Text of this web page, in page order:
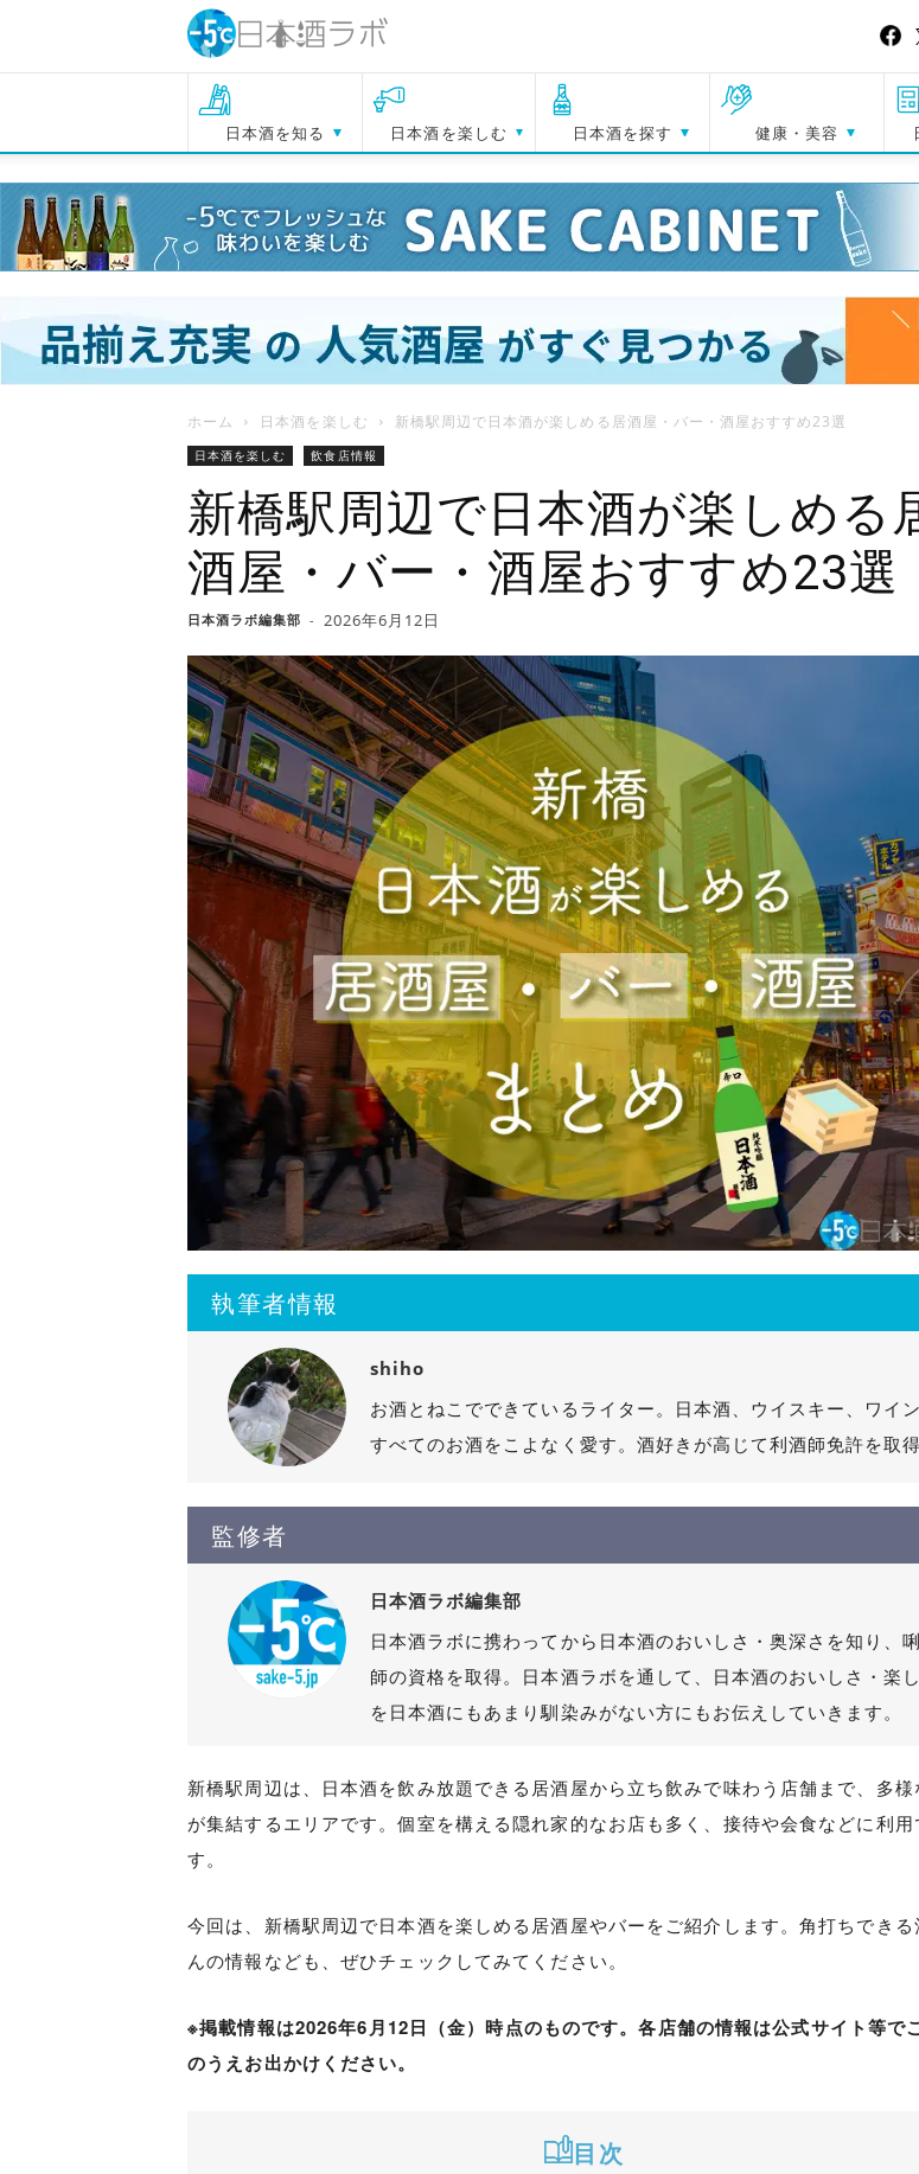
日本酒を知る 日本酒を楽しむ 日本酒を探す 健康・美容
ホーム 日本酒を楽しむ 新橋駅周辺で日本酒が楽しめる居酒屋・バー・酒屋おすすめ23選
日本酒を楽しむ 飲食店情報
新橋駅周辺で日本酒が楽しめる
酒屋・バー・酒屋おすすめ23選
日本酒ラボ編集部 - 2026年6月12日
執筆者情報
shiho
お酒とねこでできているライター。日本酒、ウイスキー、ワイ
すべてのお酒をこよなく愛す。酒好きが高じて利酒師免許を取得
監修者
日本酒ラボ編集部
日本酒ラボに携わってから日本酒のおいしさ・奥深さを知り、
師の資格を取得。日本酒ラボを通して、日本酒のおいしさ・楽
を日本酒にもあまり馴染みがない方にもお伝えしていきます。
新橋駅周辺は、日本酒を飲み放題できる居酒屋から立ち飲みで味わう店舗まで、多様
が集結するエリアです。個室を構える隠れ家的なお店も多く、接待や会食などに利用
す。
今回は、新橋駅周辺で日本酒を楽しめる居酒屋やバーをご紹介します。角打ちできる
んの情報なども、ぜひチェックしてみてください。
※掲載情報は2026年6月12日（金）時点のものです。各店舗の情報は公式サイト等で
のうえお出かけください。
目次